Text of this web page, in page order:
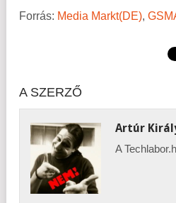
Forrás: Media Markt(DE),
A SZERZŐ
Artúr
A